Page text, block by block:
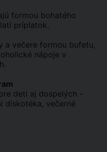
formou bohatého
príplatok.
a večere formou bufetu,
nápoje v
deti aj dospelých -
diskotéka, večerné